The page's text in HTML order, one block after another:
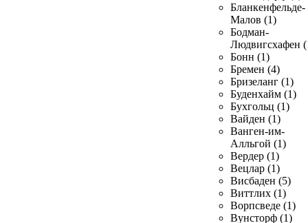
Бланкенфельде-
Малов (1)
Бодман-
Людвигсхафен
Бонн (1)
Бремен (4)
Бризеланг (1)
Буденхайм (1)
Бухгольц (1)
Вайден (1)
Ванген-им-
Алльгой (1)
Вердер (1)
Вецлар (1)
Висбаден (5)
Виттлих (1)
Ворпсведе (1)
Вунсторф (1)